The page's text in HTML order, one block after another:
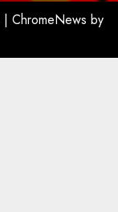
| ChromeNews by